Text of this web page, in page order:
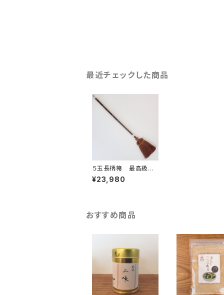
最近チェックした商品
５玉長柄箒 最高級鬼
毛
¥23,980
おすすめ商品